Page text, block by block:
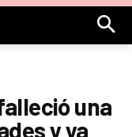
una
y ya